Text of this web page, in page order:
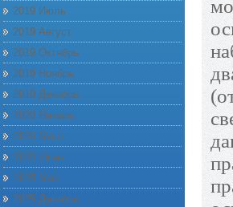
2019 Июль
2019 Август
2019 Октябрь
2019 Ноябрь
2019 Декабрь
2020 Январь
2020 Март
2020 Июнь
2025 Май
2025 Декабрь